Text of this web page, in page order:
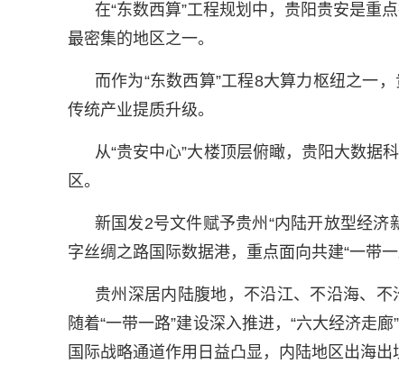
在“东数西算”工程规划中，贵阳贵安是重
最密集的地区之一。
而作为“东数西算”工程8大算力枢纽之一
传统产业提质升级。
从“贵安中心”大楼顶层俯瞰，贵阳大数据
区。
新国发2号文件赋予贵州“内陆开放型经
字丝绸之路国际数据港，重点面向共建“一带
贵州深居内陆腹地，不沿江、不沿海、
随着“一带一路”建设深入推进，“六大经济走
国际战略通道作用日益凸显，内陆地区出海出